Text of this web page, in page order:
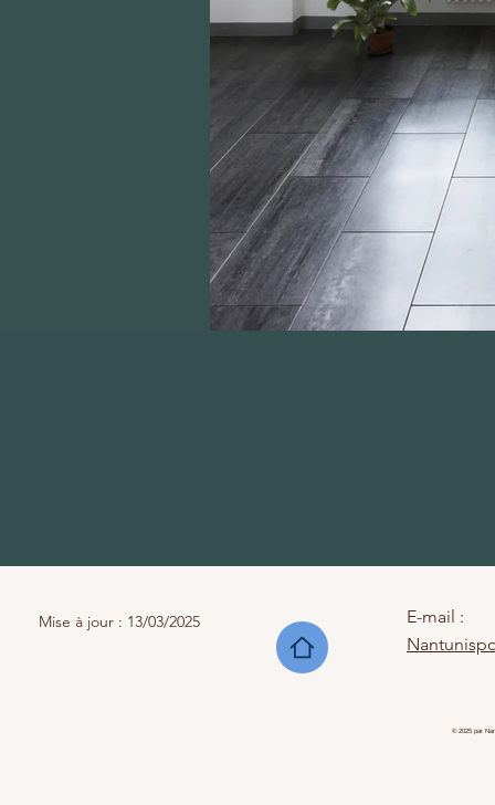
Mise à jour : 13/03/2025
E-mail :
© 2025 par